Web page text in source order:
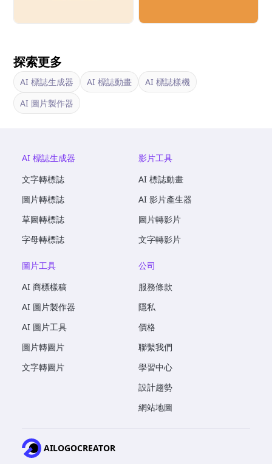
探索更多
AI 標誌生成器 AI 標誌動畫
AI 標誌樣機
AI 圖片製作器
AI 標誌生成器
文字轉標誌
圖片轉標誌
草圖轉標誌
字母轉標誌
影片工具
AI 標誌動畫
AI 影片產生器
圖片轉影片
文字轉影片
圖片工具
AI 商標樣稿
AI 圖片製作器
AI 圖片工具
圖片轉圖片
文字轉圖片
公司
服務條款
隱私
價格
聯繫我們
學習中心
設計趨勢
網站地圖
AILOGOCREATOR